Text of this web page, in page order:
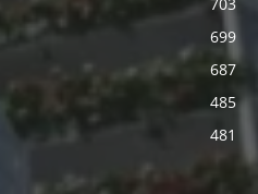
699
687
485
481